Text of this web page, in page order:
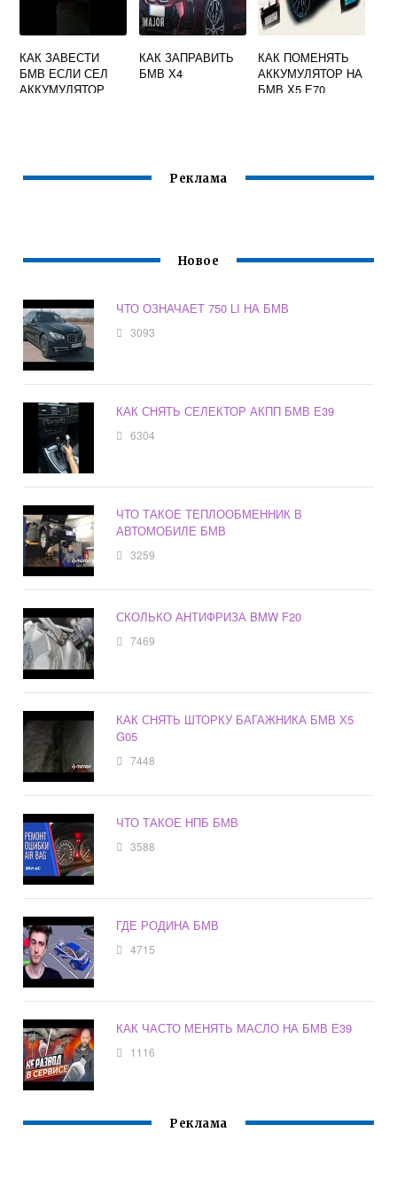
КАК ЗАВЕСТИ
БМВ ЕСЛИ СЕЛ
АККУМУЛЯТОР
КАК ЗАПРАВИТЬ
БМВ Х4
КАК ПОМЕНЯТЬ
АККУМУЛЯТОР НА
БМВ Х5 Е70
Реклама
Новое
ЧТО ОЗНАЧАЕТ 750 LI НА БМВ
3093
КАК СНЯТЬ СЕЛЕКТОР АКПП БМВ Е39
6304
ЧТО ТАКОЕ ТЕПЛООБМЕННИК В
АВТОМОБИЛЕ БМВ
3259
СКОЛЬКО АНТИФРИЗА BMW F20
7469
КАК СНЯТЬ ШТОРКУ БАГАЖНИКА БМВ Х5
G05
7448
ЧТО ТАКОЕ НПБ БМВ
3588
ГДЕ РОДИНА БМВ
4715
КАК ЧАСТО МЕНЯТЬ МАСЛО НА БМВ Е39
1116
Реклама